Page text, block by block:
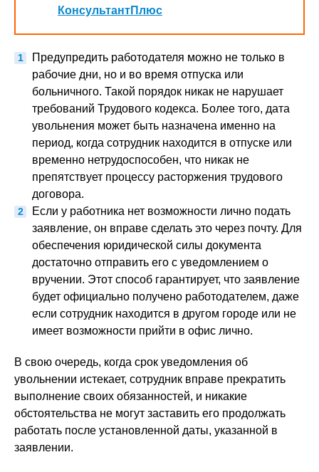
КонсультантПлюс
Предупредить работодателя можно не только в
рабочие дни, но и во время отпуска или
больничного. Такой порядок никак не нарушает
требований Трудового кодекса. Более того, дата
увольнения может быть назначена именно на
период, когда сотрудник находится в отпуске или
временно нетрудоспособен, что никак не
препятствует процессу расторжения трудового
договора.
Если у работника нет возможности лично подать
заявление, он вправе сделать это через почту. Для
обеспечения юридической силы документа
достаточно отправить его с уведомлением о
вручении. Этот способ гарантирует, что заявление
будет официально получено работодателем, даже
если сотрудник находится в другом городе или не
имеет возможности прийти в офис лично.
В свою очередь, когда срок уведомления об
увольнении истекает, сотрудник вправе прекратить
выполнение своих обязанностей, и никакие
обстоятельства не могут заставить его продолжать
работать после установленной даты, указанной в
заявлении.